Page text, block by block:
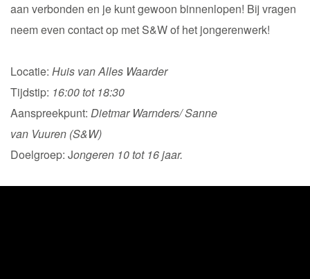
aan verbonden en je kunt gewoon binnenlopen! Bij vragen
neem even contact op met S&W of het jongerenwerk!
Locatie: Huis van Alles Waarder
Tijdstip: 16:00 tot 18:30
Aanspreekpunt: Dietmar Warnders/ Sanne
van Vuuren (S&W)
Doelgroep: Jongeren 10 tot 16 jaar.